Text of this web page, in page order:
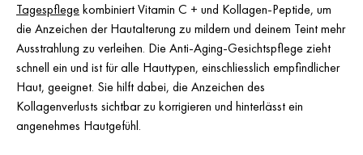
Tagespflegekombiniert Vitamin C + und Kollagen-Peptide, um
die Anzeichen der Hautalterung zu mildern und deinem Teint mehr
Ausstrahlung zu verleihen. Die Anti-Aging-Gesichtspflege zieht
schnell ein und ist für alle Hauttypen, einschliesslich empfindlicher
Haut, geeignet. Sie hilft dabei, die Anzeichen des
Kollagenverlusts sichtbar zu korrigieren und hinterlässt ein
angenehmes Hautgefühl.